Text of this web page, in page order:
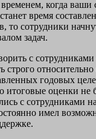
когда ваши
время
то сотрудники
задач.
с сотрудниками
строго
годовых
итоговые оценки не
с сотрудниками
имел